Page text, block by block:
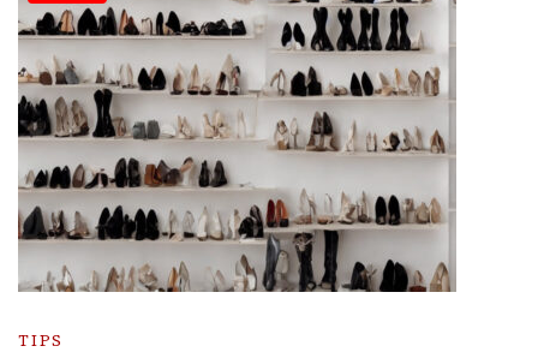
TIPS